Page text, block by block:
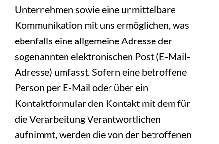
Unternehmen sowie eine unmittelbare
Kommunikation mit uns ermöglichen, was
ebenfalls eine allgemeine Adresse der
sogenannten elektronischen Post (E-Mail-
Adresse) umfasst. Sofern eine betroffene
Person per E-Mail oder über ein
Kontaktformular den Kontakt mit dem für
die Verarbeitung Verantwortlichen
aufnimmt, werden die von der betroffenen